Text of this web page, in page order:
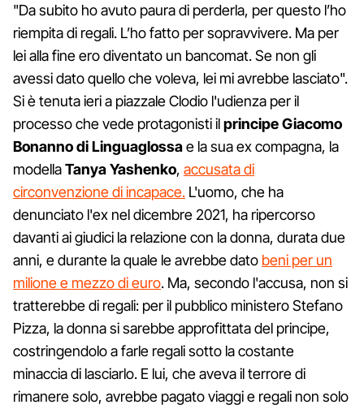
"Da subito ho avuto paura di perderla, per questo l’ho
riempita di regali. L’ho fatto per sopravvivere. Ma per
lei alla fine ero diventato un bancomat. Se non gli
avessi dato quello che voleva, lei mi avrebbe lasciato".
Si è tenuta ieri a piazzale Clodio l'udienza per il
processo che vede protagonisti ilprincipe Giacomo
Bonanno di Linguaglossae la sua ex compagna, la
modellaTanya Yashenko, accusata di
circonvenzione di incapace. L'uomo, che ha
denunciato l'ex nel dicembre 2021, ha ripercorso
davanti ai giudici la relazione con la donna, durata due
anni, e durante la quale le avrebbe dato beni per un
milione e mezzo di euro. Ma, secondo l'accusa, non si
tratterebbe di regali: per il pubblico ministero Stefano
Pizza, la donna si sarebbe approfittata del principe,
costringendolo a farle regali sotto la costante
minaccia di lasciarlo. E lui, che aveva il terrore di
rimanere solo, avrebbe pagato viaggi e regali non solo